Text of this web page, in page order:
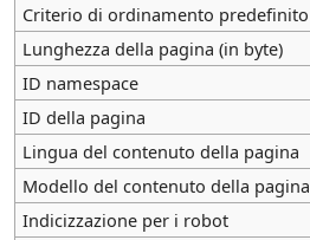
Criterio di ordinamento predefinito
Lunghezza della pagina (in byte)
ID namespace
ID della pagina
Lingua del contenuto della pagina
Modello del contenuto della pagina
Indicizzazione per i robot